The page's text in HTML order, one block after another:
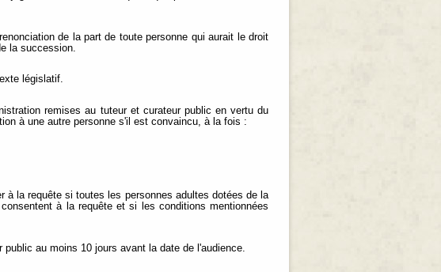
de la part de toute personne qui aurait le droit
la succession.
législatif.
remises au tuteur et curateur public en vertu du
à une autre personne s'il est convaincu, à la fois :
à la requête si toutes les personnes adultes dotées de la
à la requête et si les conditions mentionnées
au moins 10 jours avant la date de l'audience.